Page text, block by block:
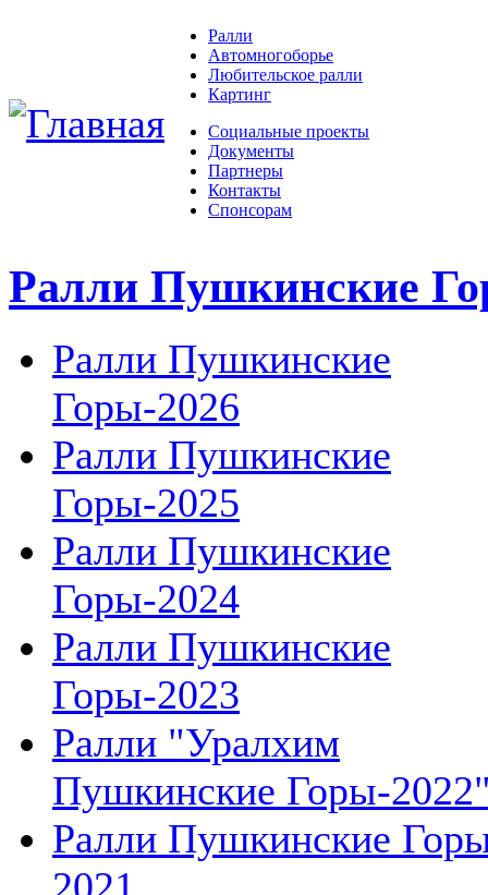
Ралли
Автомногоборье
Любительское ралли
Картинг
Социальные проекты
Документы
Партнеры
Контакты
Спонсорам
Ралли Пушкинские
Ралли Пушкинские
Горы-2026
Ралли Пушкинские
Горы-2025
Ралли Пушкинские
Горы-2024
Ралли Пушкинские
Горы-2023
Ралли "Уралхим
Пушкинские Горы-
Ралли Пушкинские